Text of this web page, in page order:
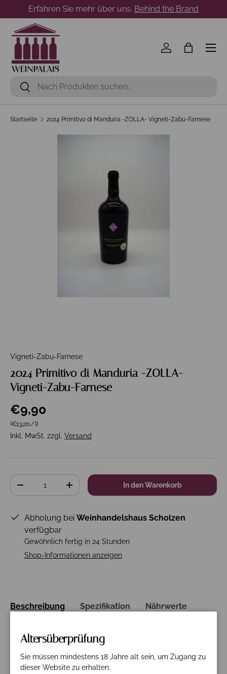
Direkt zum Inhalt
Erfahren Sie mehr über uns. Behind the Brand
Suchen
Suchen
Einloggen
Menü
Startseite 2024 Primitivo di Manduria -ZOLLA- Vigneti-Zabu-Farnese
Vigneti-Zabu-Farnese
2024 Primitivo di Manduria -ZOLLA-
Vigneti-Zabu-Farnese
€9,90
Grundpreis
(€13,20/l)
Inkl. MwSt. zzgl. Versand
Anzahl
+ In den Warenkorb
Abholung bei Weinhandelshaus Scholzen
verfügbar
Gewöhnlich fertig in 24 Stunden
Shop-Informationen anzeigen
Beschreibung Spezifikation Nährwerte
Dieser wunderschöne Rotwein besteht aus 100%
Primitivo. Der Wein durchläuft eine malolaktische
Gärung in Edelstahltanks. Reifung in gebrauchten
amerikanischen und französischen Eichenfässern für 6-
Altersüberprüfung
Sie müssen mindestens 18 Jahre alt sein, um Zugang zu
dieser Website zu erhalten.